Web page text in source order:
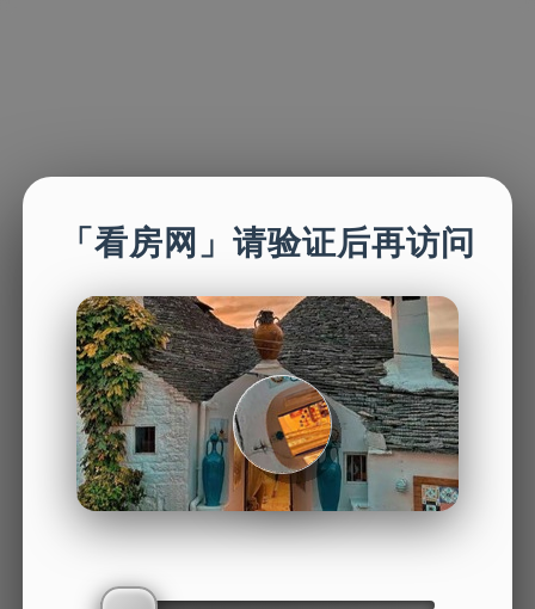
「看房网」请验证后再访问